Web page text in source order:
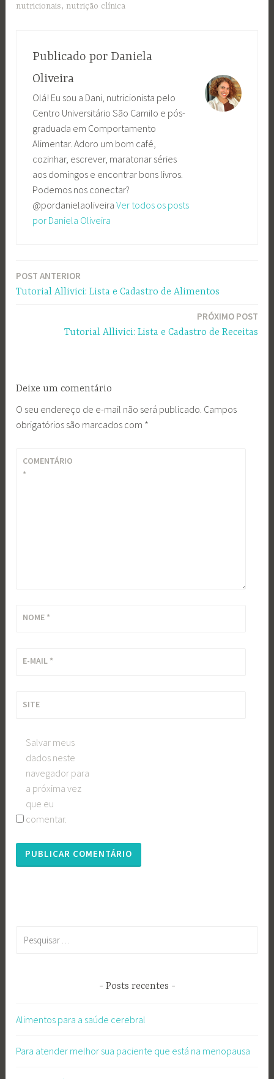
nutricionais, nutrição clínica
Publicado por Daniela
Oliveira
Olá! Eu sou a Dani, nutricionista pelo
Centro Universitário São Camilo e pós-
graduada em Comportamento
Alimentar. Adoro um bom café,
cozinhar, escrever, maratonar séries
aos domingos e encontrar bons livros.
Podemos nos conectar?
@pordanielaoliveira Ver todos os posts
por Daniela Oliveira
Navegação
POST ANTERIOR
Tutorial Allivici: Lista e Cadastro de Alimentos
PRÓXIMO POST
Tutorial Allivici: Lista e Cadastro de Receitas
Deixe um comentário
O seu endereço de e-mail não será publicado. Campos
obrigatórios são marcados com *
COMENTÁRIO
*
NOME *
E-MAIL *
SITE
Salvar meus
dados neste
navegador para
a próxima vez
que eu
comentar.
Posts recentes
Alimentos para a saúde cerebral
Para atender melhor sua paciente que está na menopausa